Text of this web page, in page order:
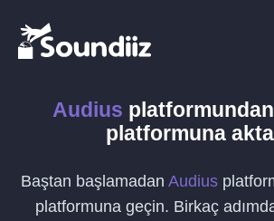
Audius platformundan
platformuna
Baştan başlamadan Audius
platformuna geçin. Birkaç